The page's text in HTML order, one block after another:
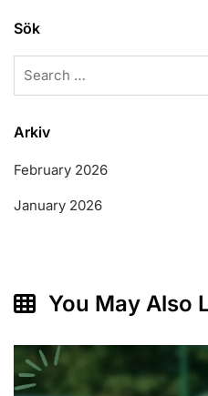
Sök
Arkiv
February 2026
January 2026
You May Also